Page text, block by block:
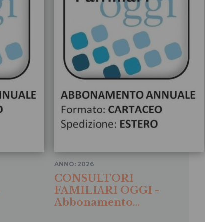
CONSULTORI
FAMILIARI OGGI -
Abbonamento
ANNO: 2026